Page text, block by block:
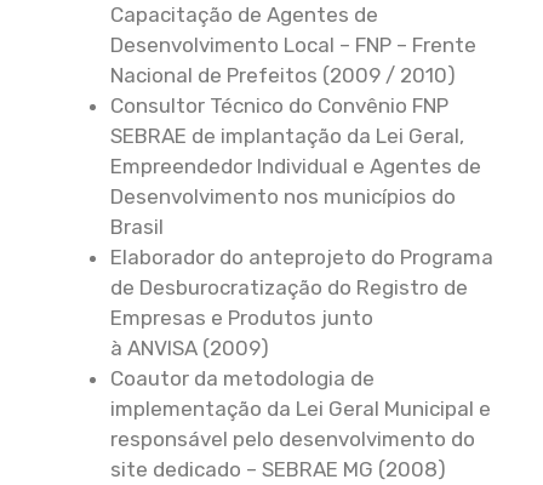
Capacitação de Agentes de
Desenvolvimento Local – FNP – Frente
Nacional de Prefeitos (2009 / 2010)
Consultor Técnico do Convênio FNP
SEBRAE de implantação da Lei Geral,
Empreendedor Individual e Agentes de
Desenvolvimento nos municípios do
Brasil
Elaborador do anteprojeto do Programa
de Desburocratização do Registro de
Empresas e Produtos junto
à ANVISA (2009)
Coautor da metodologia de
implementação da Lei Geral Municipal e
responsável pelo desenvolvimento do
site dedicado – SEBRAE MG (2008)